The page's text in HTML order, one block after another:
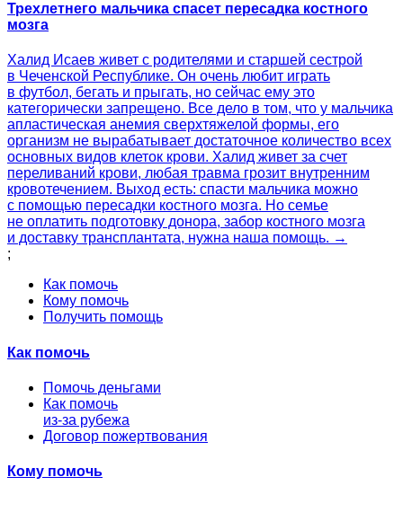
Трехлетнего мальчика спасет пересадка костного
мозга
Халид Исаев живет с родителями и старшей сестрой
в Чеченской Республике. Он очень любит играть
в футбол, бегать и прыгать, но сейчас ему это
категорически запрещено. Все дело в том, что у мальчика
апластическая анемия сверхтяжелой формы, его
организм не вырабатывает достаточное количество всех
основных видов клеток крови. Халид живет за счет
переливаний крови, любая травма грозит внутренним
кровотечением. Выход есть: спасти мальчика можно
с помощью пересадки костного мозга. Но семье
не оплатить подготовку донора, забор костного мозга
и доставку трансплантата, нужна наша помощь. →
;
Как помочь
Кому помочь
Получить помощь
Как помочь
Помочь деньгами
Как помочь
из-за рубежа
Договор пожертвования
Кому помочь